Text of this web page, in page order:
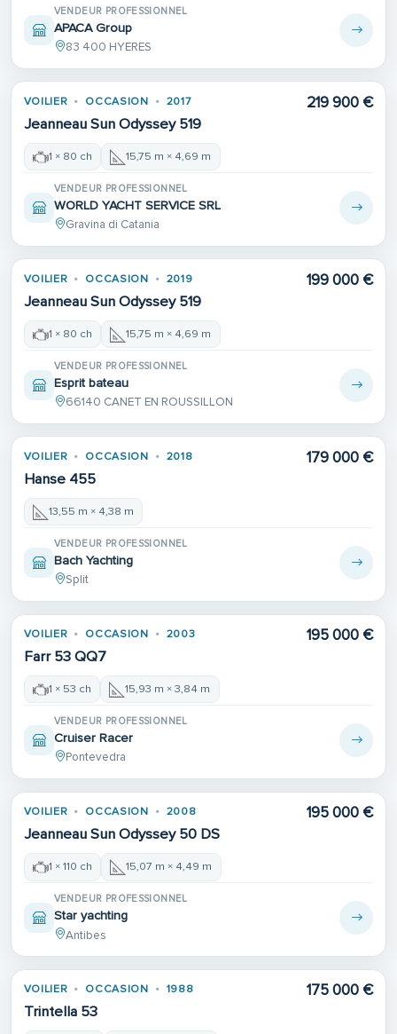
VENDEUR PROFESSIONNEL
APACA Group
83 400 HYERES
VOILIER OCCASION 2017
Jeanneau Sun Odyssey 519
219 900 €
1 × 80 ch 15,75 m × 4,69 m
VENDEUR PROFESSIONNEL
WORLD YACHT SERVICE SRL
Gravina di Catania
VOILIER OCCASION 2019
Jeanneau Sun Odyssey 519
199 000 €
1 × 80 ch 15,75 m × 4,69 m
VENDEUR PROFESSIONNEL
Esprit bateau
66140 CANET EN ROUSSILLON
VOILIER OCCASION 2018
Hanse 455
179 000 €
13,55 m × 4,38 m
VENDEUR PROFESSIONNEL
Bach Yachting
Split
VOILIER OCCASION 2003
Farr 53 QQ7
195 000 €
1 × 53 ch 15,93 m × 3,84 m
VENDEUR PROFESSIONNEL
Cruiser Racer
Pontevedra
VOILIER OCCASION 2008
Jeanneau Sun Odyssey 50 DS
195 000 €
1 × 110 ch 15,07 m × 4,49 m
VENDEUR PROFESSIONNEL
Star yachting
Antibes
VOILIER OCCASION 1988
Trintella 53
175 000 €